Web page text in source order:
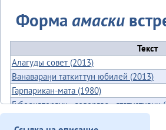
Форма амаски
Текст
Алагуды совет (2013)
Ванавараӈи таткиттун юбилей (2013)
Гарпарикан-мата (1980)
Губернаторвун «севергар» статустулин